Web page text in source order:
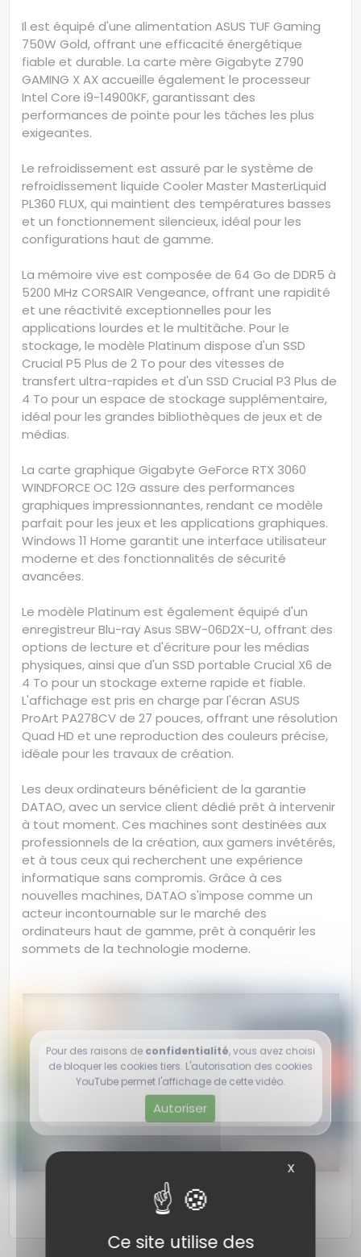
Il est équipé d'une alimentation ASUS TUF Gaming
750W Gold, offrant une efficacité énergétique
fiable et durable. La carte mère Gigabyte Z790
GAMING X AX accueille également le processeur
Intel Core i9-14900KF, garantissant des
performances de pointe pour les tâches les plus
exigeantes.
Le refroidissement est assuré par le système de
refroidissement liquide Cooler Master MasterLiquid
PL360 FLUX, qui maintient des températures basses
et un fonctionnement silencieux, idéal pour les
configurations haut de gamme.
La mémoire vive est composée de 64 Go de DDR5 à
5200 MHz CORSAIR Vengeance, offrant une rapidité
et une réactivité exceptionnelles pour les
applications lourdes et le multitâche. Pour le
stockage, le modèle Platinum dispose d'un SSD
Crucial P5 Plus de 2 To pour des vitesses de
transfert ultra-rapides et d'un SSD Crucial P3 Plus de
4 To pour un espace de stockage supplémentaire,
idéal pour les grandes bibliothèques de jeux et de
médias.
La carte graphique Gigabyte GeForce RTX 3060
WINDFORCE OC 12G assure des performances
graphiques impressionnantes, rendant ce modèle
parfait pour les jeux et les applications graphiques.
Windows 11 Home garantit une interface utilisateur
moderne et des fonctionnalités de sécurité
avancées.
Le modèle Platinum est également équipé d'un
enregistreur Blu-ray Asus SBW-06D2X-U, offrant des
options de lecture et d'écriture pour les médias
physiques, ainsi que d'un SSD portable Crucial X6 de
4 To pour un stockage externe rapide et fiable.
L'affichage est pris en charge par l'écran ASUS
ProArt PA278CV de 27 pouces, offrant une résolution
Quad HD et une reproduction des couleurs précise,
idéale pour les travaux de création.
Les deux ordinateurs bénéficient de la garantie
DATAO, avec un service client dédié prêt à intervenir
à tout moment. Ces machines sont destinées aux
professionnels de la création, aux gamers invétérés,
et à tous ceux qui recherchent une expérience
informatique sans compromis. Grâce à ces
nouvelles machines, DATAO s'impose comme un
acteur incontournable sur le marché des
ordinateurs haut de gamme, prêt à conquérir les
sommets de la technologie moderne.
Pour des raisons de confidentialité, vous avez choisi
de bloquer les cookies tiers. L'autorisation des cookies
YouTube permet l'affichage de cette vidéo.
Autoriser
Autoriser
X
Ce site utilise des